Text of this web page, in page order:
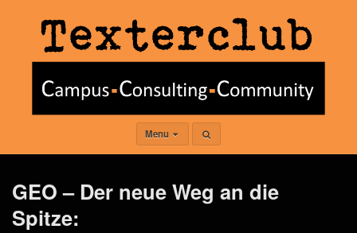
Menu
GEO – Der neue Weg an die
Spitze: